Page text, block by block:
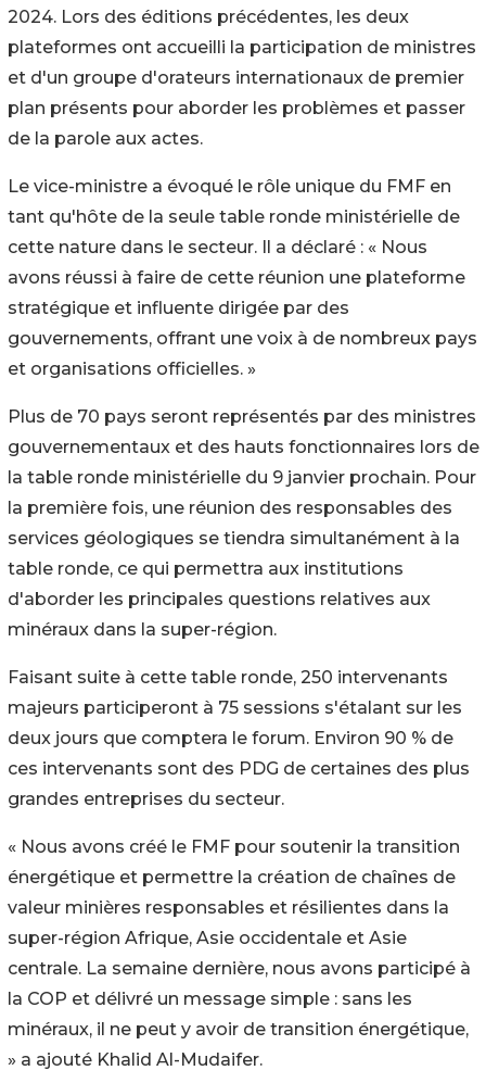
2024. Lors des éditions précédentes, les deux
plateformes ont accueilli la participation de ministres
et d'un groupe d'orateurs internationaux de premier
plan présents pour aborder les problèmes et passer
de la parole aux actes.
Le vice-ministre a évoqué le rôle unique du FMF en
tant qu'hôte de la seule table ronde ministérielle de
cette nature dans le secteur. Il a déclaré : « Nous
avons réussi à faire de cette réunion une plateforme
stratégique et influente dirigée par des
gouvernements, offrant une voix à de nombreux pays
et organisations officielles. »
Plus de 70 pays seront représentés par des ministres
gouvernementaux et des hauts fonctionnaires lors de
la table ronde ministérielle du 9 janvier prochain. Pour
la première fois, une réunion des responsables des
services géologiques se tiendra simultanément à la
table ronde, ce qui permettra aux institutions
d'aborder les principales questions relatives aux
minéraux dans la super-région.
Faisant suite à cette table ronde, 250 intervenants
majeurs participeront à 75 sessions s'étalant sur les
deux jours que comptera le forum. Environ 90 % de
ces intervenants sont des PDG de certaines des plus
grandes entreprises du secteur.
« Nous avons créé le FMF pour soutenir la transition
énergétique et permettre la création de chaînes de
valeur minières responsables et résilientes dans la
super-région Afrique, Asie occidentale et Asie
centrale. La semaine dernière, nous avons participé à
la COP et délivré un message simple : sans les
minéraux, il ne peut y avoir de transition énergétique,
» a ajouté Khalid Al-Mudaifer.